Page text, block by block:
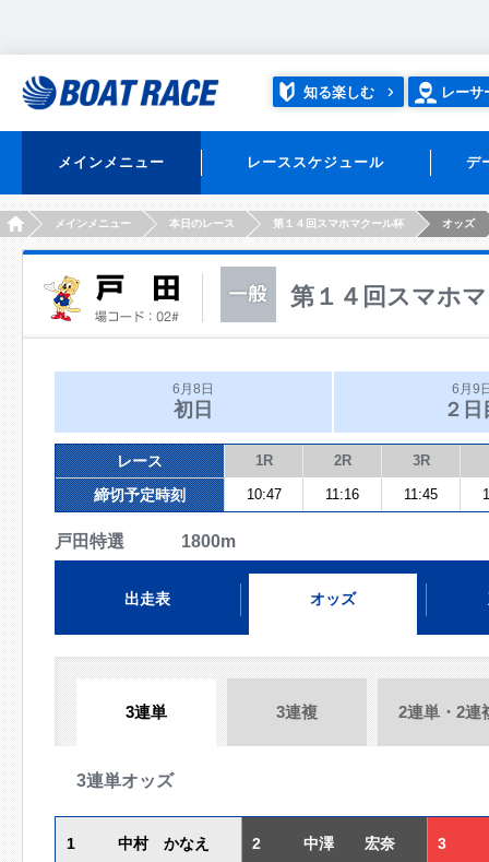
知る楽しむ レーサ
メインメニュー レーススケジュール デ
HOMEメインメニュー 本日のレース 第１４回スマホマクール杯 オッズ
第１４回スマホ
6月8日
初日
6月9
２日
レース 1R 2R 3R
締切予定時刻 10:47 11:16 11:45
戸田特選 1800m
出走表 オッズ
3連単 3連複 2連単・2連
3連単オッズ
1 中村 かなえ 2 中澤 宏奈 3